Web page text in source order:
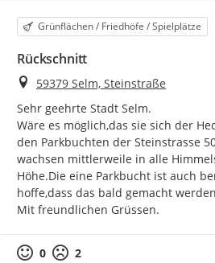
Kategorie
Grünflächen / Friedhöfe / Spielplätze
Rückschnitt
Ort
59379 Selm, Steinstraße
Sehr geehrte Stadt Selm.
Wäre es möglich,das sie sich der
den Parkbuchten der Steinstrasse
wachsen mittlerweile in alle
Höhe.Die eine Parkbucht ist auch
hoffe,dass das bald gemacht
Mit freundlichen Grüssen.
0 2